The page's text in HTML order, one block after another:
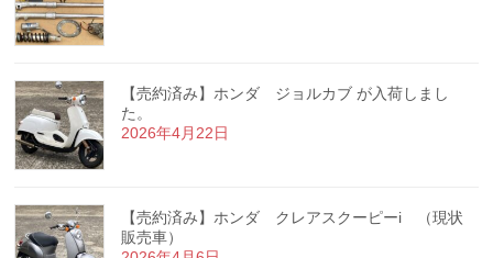
【売約済み】ホンダ ジョルカブ が入荷しまし
た。
2026年4月22日
【売約済み】ホンダ クレアスクーピーi （現状
販売車）